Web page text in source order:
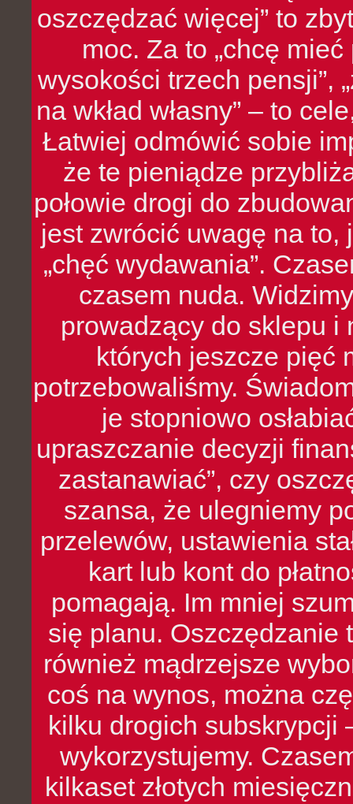
oszczędzać więcej” to
moc. Za to „chcę
wysokości trzech pensji”,
na wkład własny” – to
Łatwiej odmówić sobie
że te pieniądze
połowie drogi do
jest zwrócić uwagę na to,
„chęć wydawania”.
czasem nuda.
prowadzący do sklepu i
których jeszcze pięć
potrzebowaliśmy.
je stopniowo
upraszczanie decyzji
zastanawiać”, czy
szansa, że ulegniemy
przelewów, ustawienia
kart lub kont do
pomagają. Im mniej
się planu. Oszczędzanie
również mądrzejsze
coś na wynos, można
kilku drogich subskrypcji
wykorzystujemy.
kilkaset złotych